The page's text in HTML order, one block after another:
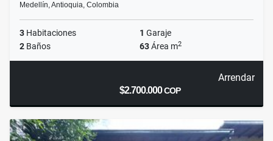
Medellín, Antioquia, Colombia
3 Habitaciones 1 Garaje
2 Baños 63Área m2
Arrendar
$2.700.000COP